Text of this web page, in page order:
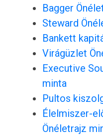
Bagger
Steward
Bankett
Virágüzlet
Executive
minta
Pultos
Élelmiszer-
Önéletrajz